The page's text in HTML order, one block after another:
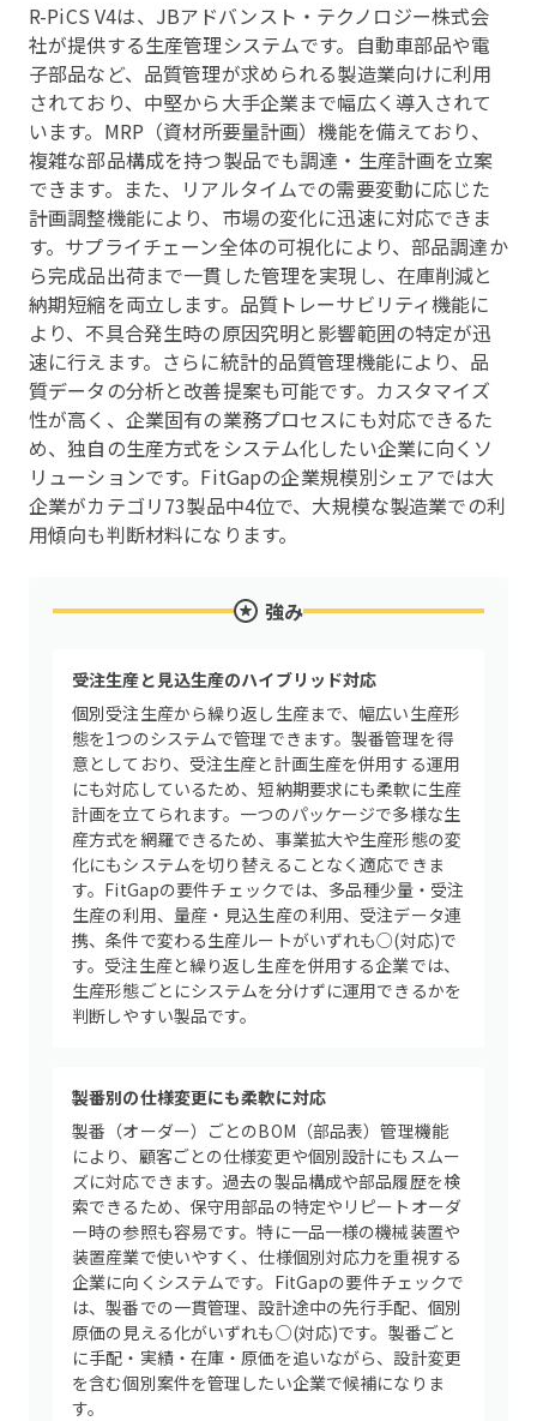
R-PiCS V4は、JBアドバンスト・テクノロジー株式会
社が提供する生産管理システムです。自動車部品や電
子部品など、品質管理が求められる製造業向けに利用
されており、中堅から大手企業まで幅広く導入されて
います。MRP（資材所要量計画）機能を備えており、
複雑な部品構成を持つ製品でも調達・生産計画を立案
できます。また、リアルタイムでの需要変動に応じた
計画調整機能により、市場の変化に迅速に対応できま
す。サプライチェーン全体の可視化により、部品調達か
ら完成品出荷まで一貫した管理を実現し、在庫削減と
納期短縮を両立します。品質トレーサビリティ機能に
より、不具合発生時の原因究明と影響範囲の特定が迅
速に行えます。さらに統計的品質管理機能により、品
質データの分析と改善提案も可能です。カスタマイズ
性が高く、企業固有の業務プロセスにも対応できるた
め、独自の生産方式をシステム化したい企業に向くソ
リューションです。FitGapの企業規模別シェアでは大
企業がカテゴリ73製品中4位で、大規模な製造業での利
用傾向も判断材料になります。
強み
受注生産と見込生産のハイブリッド対応
個別受注生産から繰り返し生産まで、幅広い生産形
態を1つのシステムで管理できます。製番管理を得
意としており、受注生産と計画生産を併用する運用
にも対応しているため、短納期要求にも柔軟に生産
計画を立てられます。一つのパッケージで多様な生
産方式を網羅できるため、事業拡大や生産形態の変
化にもシステムを切り替えることなく適応できま
す。FitGapの要件チェックでは、多品種少量・受注
生産の利用、量産・見込生産の利用、受注データ連
携、条件で変わる生産ルートがいずれも○(対応)で
す。受注生産と繰り返し生産を併用する企業では、
生産形態ごとにシステムを分けずに運用できるかを
判断しやすい製品です。
製番別の仕様変更にも柔軟に対応
製番（オーダー）ごとのBOM（部品表）管理機能
により、顧客ごとの仕様変更や個別設計にもスムー
ズに対応できます。過去の製品構成や部品履歴を検
索できるため、保守用部品の特定やリピートオーダ
ー時の参照も容易です。特に一品一様の機械装置や
装置産業で使いやすく、仕様個別対応力を重視する
企業に向くシステムです。FitGapの要件チェックで
は、製番での一貫管理、設計途中の先行手配、個別
原価の見える化がいずれも○(対応)です。製番ごと
に手配・実績・在庫・原価を追いながら、設計変更
を含む個別案件を管理したい企業で候補になりま
す。